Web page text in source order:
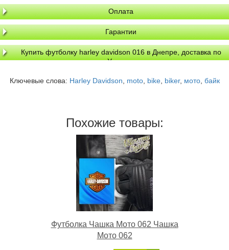
Оплата
Гарантии
Купить футболку harley davidson 016 в Днепре, доставка по
Украине
Ключевые слова: Harley Davidson moto, bike, biker, мото, байк
Похожие товары:
Футболка Чашка Мото 062 Чашка
Мото 062